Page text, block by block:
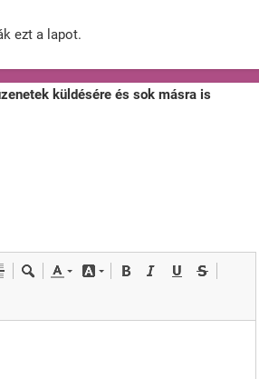
ezt a lapot.
küldésére és sok másra is